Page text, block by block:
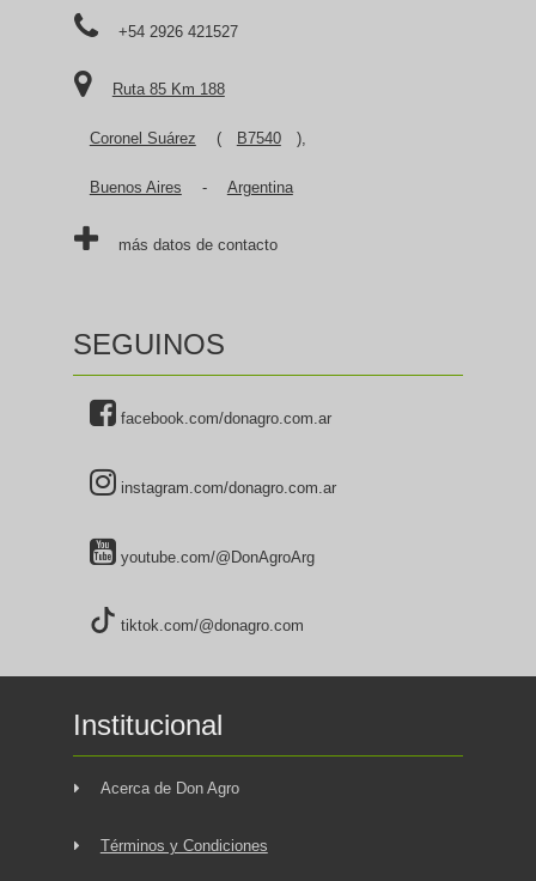
+54 2926 421527
Ruta 85 Km 188
Coronel Suárez ( B7540 ),
Buenos Aires - Argentina
más datos de contacto
SEGUINOS
facebook.com/donagro.com.ar
instagram.com/donagro.com.ar
youtube.com/@DonAgroArg
tiktok.com/@donagro.com
Institucional
Acerca de Don Agro
Términos y Condiciones